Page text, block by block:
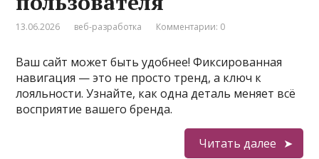
13.06.2026 веб-разработка Комментарии: 0
Ваш сайт может быть удобнее! Фиксированная
навигация — это не просто тренд, а ключ к
лояльности. Узнайте, как одна деталь меняет всё
восприятие вашего бренда.
Читать далее